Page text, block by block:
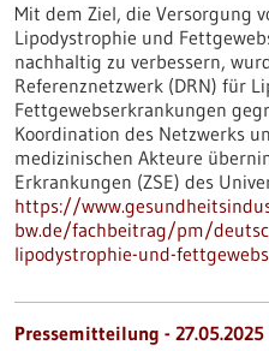
Mit dem Ziel, die Versorgung
Lipodystrophie und
nachhaltig zu verbessern,
Referenznetzwerk (DRN) für
Fettgewebserkrankungen
Koordination des Netzwerks
medizinischen Akteure
Erkrankungen (ZSE) des
https://
bw.de/fachbeitrag/pm/
lipodystrophie-und-
Pressemitteilung - 27.05.2025